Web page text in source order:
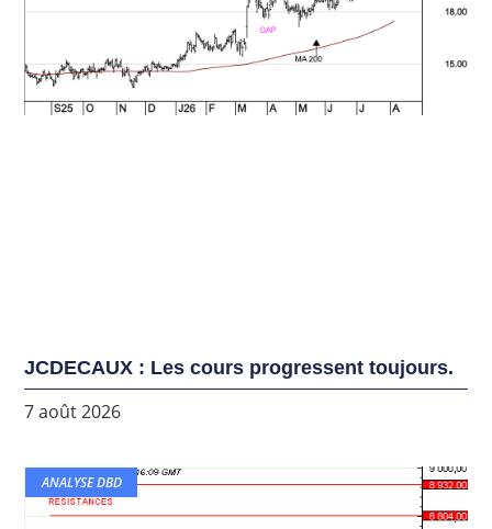
JCDECAUX : Les cours progressent toujours.
7 août 2026
ANALYSE DBD